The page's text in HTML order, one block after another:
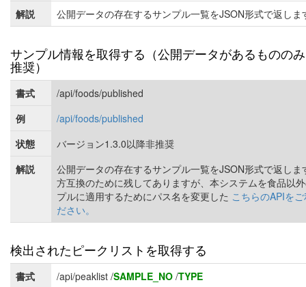
解説
公開データの存在するサンプル一覧をJSON形式で返しま
サンプル情報を取得する（公開データがあるものの
推奨）
書式
/api/foods/published
例
/api/foods/published
状態
バージョン1.3.0以降非推奨
解説
公開データの存在するサンプル一覧をJSON形式で返しま
方互換のために残してありますが、本システムを食品以
プルに適用するためにパス名を変更した こちらのAPIを
ださい。
検出されたピークリストを取得する
書式 /api/peaklist /SAMPLE_NO /TYPE